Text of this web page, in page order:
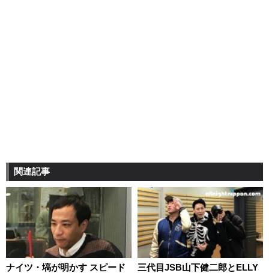
関連記事
ナイツ・塙が明かす スピード
三代目JSB山下健二郎とELLY